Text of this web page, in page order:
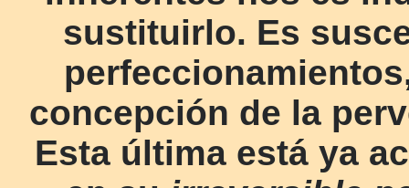
sustituirlo. Es
concepción de la
Esta última está ya